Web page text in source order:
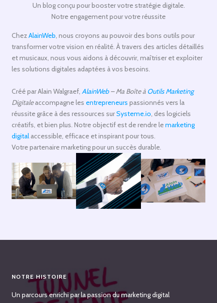
Un blog conçu pour booster votre stratégie digitale.
Notre engagement pour votre réussite
ChezAlainWeb, nous croyons au pouvoir des bons outils pour
transformer votre vision en réalité. À travers des articles détaillés
et musicaux, nous vous aidons à découvrir, maîtriser et exploiter
les solutions digitales adaptées à vos besoins.
Créé par Alain Walgraef, AlainWeb– Ma Boîte à Outils Marketing
Digitaleaccompagne les entrepreneurs passionnés vers la
réussite grâce à des ressources surSysteme.io, des logiciels
créatifs, et bien plus. Notre objectif est de rendre lemarketing
digital accessible, efficace et inspirant pour tous.
Votre partenaire marketing pour un succès durable.
NOTRE HISTOIRE
Un parcours enrichi par la passion du marketing digital